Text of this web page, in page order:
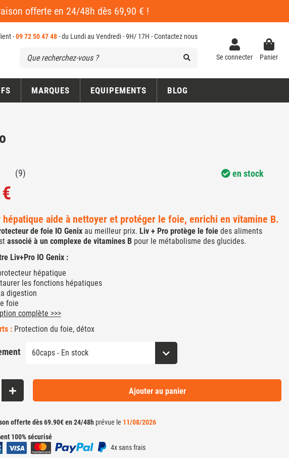
offerte en 24/48h dès 69,90 € !
-09 72 50 47 48- du Lundi au Vendredi - 9H/ 17H -Contactez nous
Se connecter Panier
MARQUES EQUIPEMENTS BLOG
(9)
hépatique aide à nettoyer et protéger le foie, enrichi en vitamine B.
de foie IO Genix au meilleur prix. Liv + Pro protège le foie des aliments
associé à un complexe de vitamines B pour le métabolisme des glucides.
Liv+Pro IO Genix :
hépatique
les fonctions hépatiques
digestion
foie
complète >>>
: Protection du foie, détox
Ajouter au panier
offerte dès 69.90€ en 24/48h prévue le 11/08/2026
100% sécurisé
4x sans frais
en stock